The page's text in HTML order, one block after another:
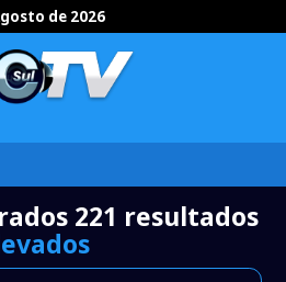
de 2026
221 resultados